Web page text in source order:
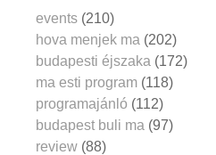
events (210)
hova menjek ma (202)
budapesti éjszaka (172)
ma esti program (118)
programajánló (112)
budapest buli ma (97)
review (88)